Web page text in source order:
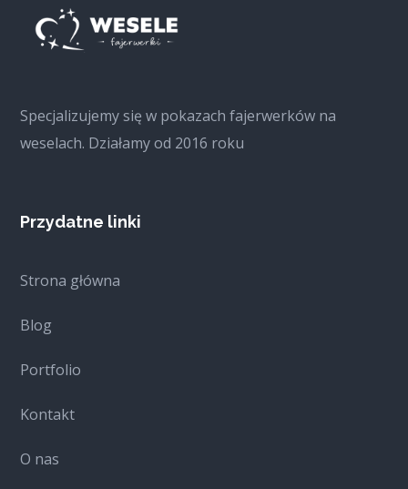
Specjalizujemy się w pokazach fajerwerków na
weselach. Działamy od 2016 roku
Przydatne linki
Strona główna
Blog
Portfolio
Kontakt
O nas